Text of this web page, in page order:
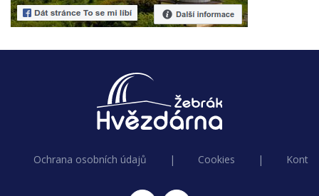
Ochrana osobních údajů | Cookies |